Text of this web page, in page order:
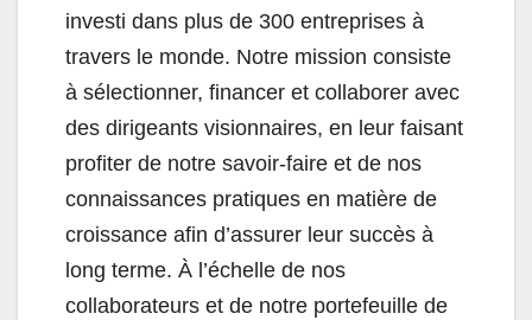
investi dans plus de 300 entreprises à
travers le monde. Notre mission consiste
à sélectionner, financer et collaborer avec
des dirigeants visionnaires, en leur faisant
profiter de notre savoir-faire et de nos
connaissances pratiques en matière de
croissance afin d’assurer leur succès à
long terme. À l’échelle de nos
collaborateurs et de notre portefeuille de